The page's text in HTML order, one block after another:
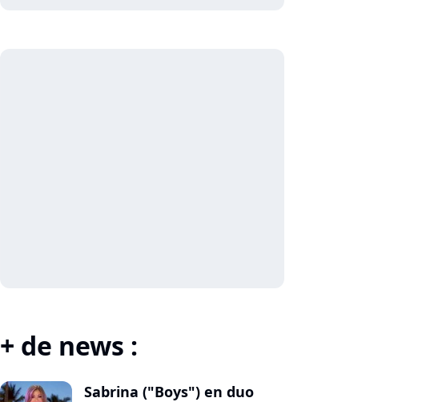
+ de news :
Sabrina ("Boys") en duo